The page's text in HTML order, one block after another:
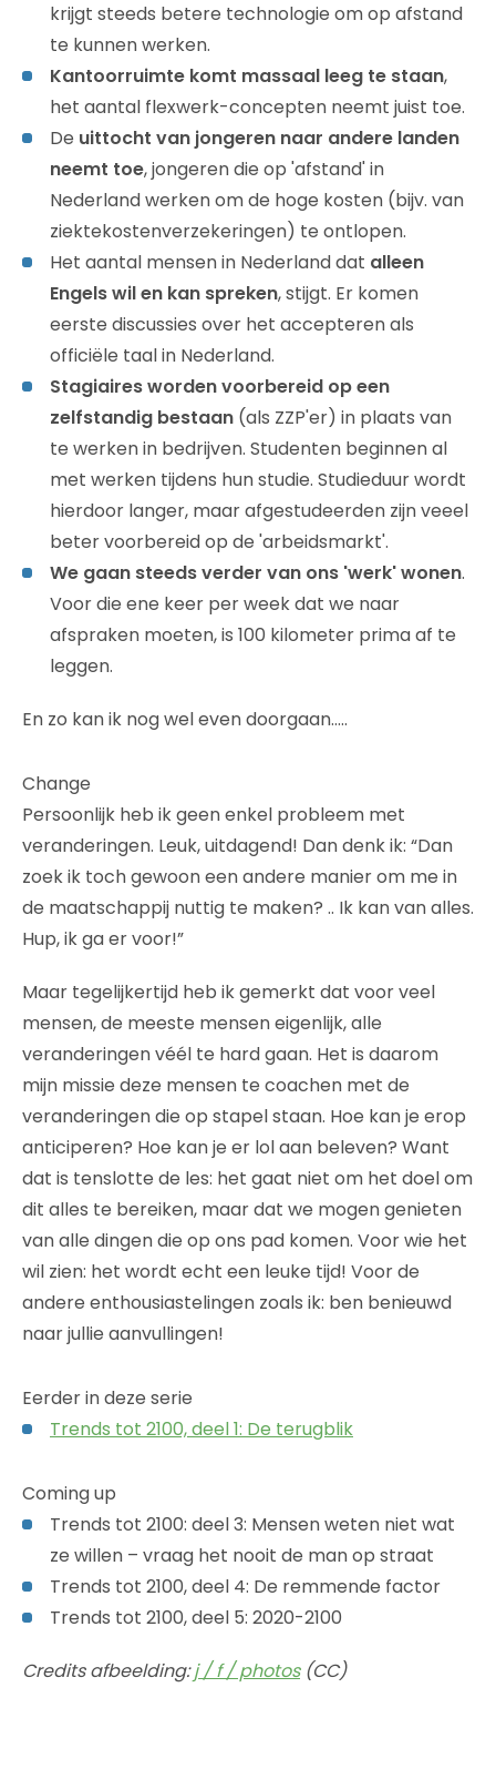
krijgt steeds betere technologie om op afstand
te kunnen werken.
Kantoorruimte komt massaal leeg te staan,
het aantal flexwerk-concepten neemt juist toe.
De uittocht van jongeren naar andere landen
neemt toe, jongeren die op 'afstand' in
Nederland werken om de hoge kosten (bijv. van
ziektekostenverzekeringen) te ontlopen.
Het aantal mensen in Nederland dat alleen
Engels wil en kan spreken, stijgt. Er komen
eerste discussies over het accepteren als
officiële taal in Nederland.
Stagiaires worden voorbereid op een
zelfstandig bestaan (als ZZP'er) in plaats van
te werken in bedrijven. Studenten beginnen al
met werken tijdens hun studie. Studieduur wordt
hierdoor langer, maar afgestudeerden zijn veeel
beter voorbereid op de 'arbeidsmarkt'.
We gaan steeds verder van ons 'werk' wonen.
Voor die ene keer per week dat we naar
afspraken moeten, is 100 kilometer prima af te
leggen.
En zo kan ik nog wel even doorgaan…..
Change
Persoonlijk heb ik geen enkel probleem met
veranderingen. Leuk, uitdagend! Dan denk ik: “Dan
zoek ik toch gewoon een andere manier om me in
de maatschappij nuttig te maken? .. Ik kan van alles.
Hup, ik ga er voor!”
Maar tegelijkertijd heb ik gemerkt dat voor veel
mensen, de meeste mensen eigenlijk, alle
veranderingen véél te hard gaan. Het is daarom
mijn missie deze mensen te coachen met de
veranderingen die op stapel staan. Hoe kan je erop
anticiperen? Hoe kan je er lol aan beleven? Want
dat is tenslotte de les: het gaat niet om het doel om
dit alles te bereiken, maar dat we mogen genieten
van alle dingen die op ons pad komen. Voor wie het
wil zien: het wordt echt een leuke tijd! Voor de
andere enthousiastelingen zoals ik: ben benieuwd
naar jullie aanvullingen!
Eerder in deze serie
Trends tot 2100, deel 1: De terugblik
Coming up
Trends tot 2100: deel 3: Mensen weten niet wat
ze willen – vraag het nooit de man op straat
Trends tot 2100, deel 4: De remmende factor
Trends tot 2100, deel 5: 2020-2100
Credits afbeelding:j / f / photos(CC)